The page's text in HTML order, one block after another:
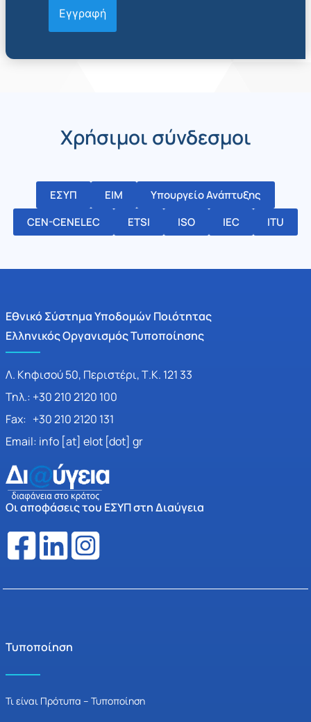
Χρήσιμοι σύνδεσμοι
ΕΣΥΠ ΕΙΜ
Υπουργείο Ανάπτυξης
CEN-CENELEC
ETSI ISO IEC ITU
Εθνικό Σύστημα Υποδομών Ποιότητας
Ελληνικός Οργανισμός Τυποποίησης
Λ. Κηφισού 50, Περιστέρι, Τ.Κ. 121 33
Τηλ.: +30 210 2120 100
Fax: +30 210 2120 131
Email: info [at] elot [dot] gr
Οι αποφάσεις του ΕΣΥΠ στη Διαύγεια
Τυποποίηση
Τι είναι Πρότυπα – Τυποποίηση